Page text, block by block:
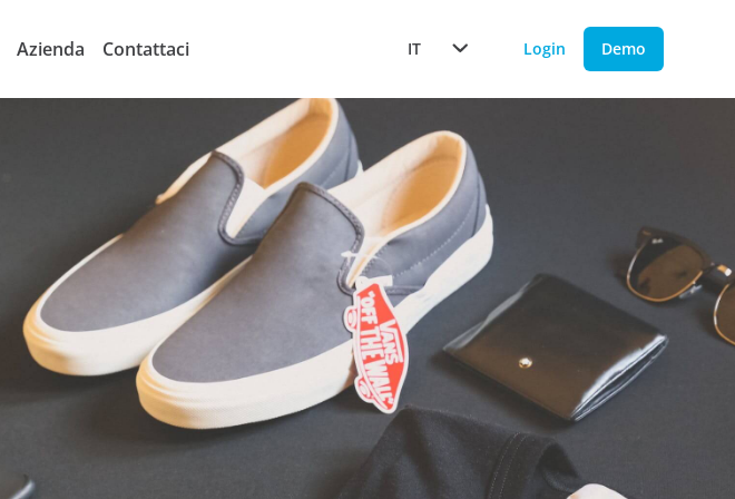
Azienda Contattaci IT Login Demo